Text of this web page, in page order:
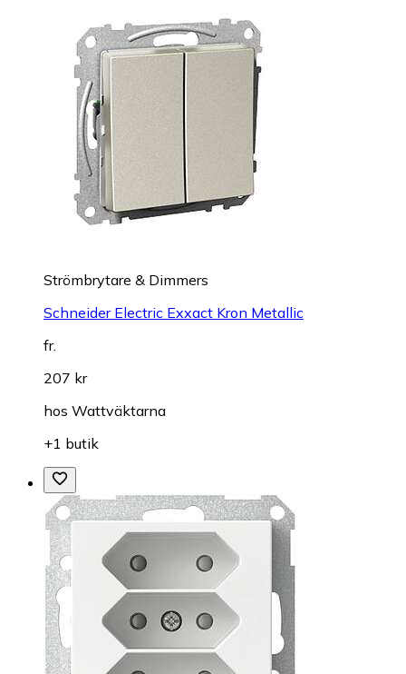
Strömbrytare & Dimmers
Schneider Electric Exxact Kron Metallic
fr.
207 kr
hos Wattväktarna
+1 butik